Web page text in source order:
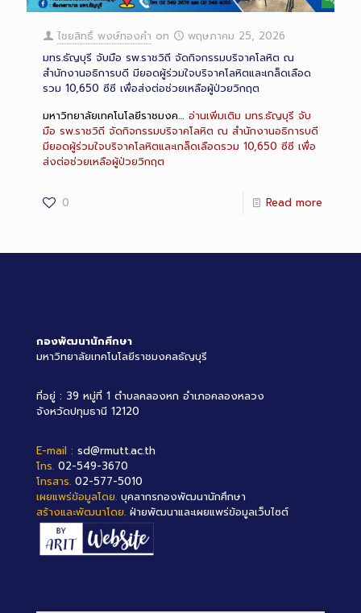
ไชยสิทธิ์ พงษ์ทองคำ on
พฤษภาคม 25, 2026
มทร.ธัญบุรี จับมือ รพ.ราชวิถี จัดกิจกรรมบริจาคโลหิต ณ
สำนักงานอธิการบดี มียอดผู้ร่วมใจบริจาคโลหิตและเกล็ดเลือด
รวม 10,650 ซีซี เพื่อส่งต่อช่วยเหลือผู้ป่วยวิกฤต
มหาวิทยาลัยเทคโนโลยีราชมงค… อ่านเพิ่มเติม มทร.ธัญบุรี จับ
มือ รพ.ราชวิถี จัดกิจกรรมบริจาคโลหิต ณ สำนักงานอธิการบดี
มียอดผู้ร่วมใจบริจาคโลหิตและเกล็ดเลือดรวม 10,650 ซีซี เพื่อ
ส่งต่อช่วยเหลือผู้ป่วยวิกฤต
0 Read more
กองพัฒนานักศึกษา
มหาวิทยาลัยเทคโนโลยีราชมงคลธัญบุรี
ที่อยู่ : 39 หมู่ที่ 1 ตำบลคลองหก อำเภอคลองหลวง
จังหวัดปทุมธานี 12120
E-mail : sd@rmutt.ac.th
โทร. 02-549-3670
โทรสาร. 02-577-5010
เผยแพร่ข้อมูลโดย. บุคลากรกองพัฒนานักศึกษา
สร้างและพัฒนาโดย. ฝ่ายพัฒนาและเผยแพร่ข้อมูลเว็บไซต์